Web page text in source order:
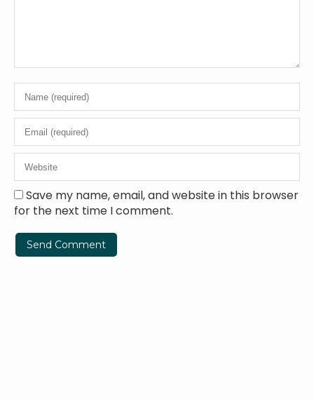
Save my name, email, and website in this browser
for the next time I comment.